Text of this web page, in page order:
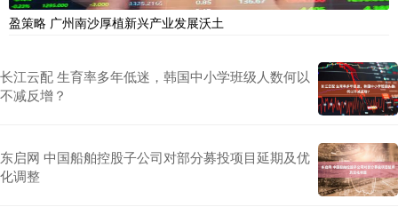
盈策略 广州南沙厚植新兴产业发展沃土
长江云配 生育率多年低迷，韩国中小学班级人数何以
不减反增？
东启网 中国船舶控股子公司对部分募投项目延期及优
化调整